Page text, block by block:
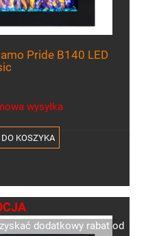
Pride B140 LED
wysyłka
DO KOSZYKA
dodatkowy rabat od